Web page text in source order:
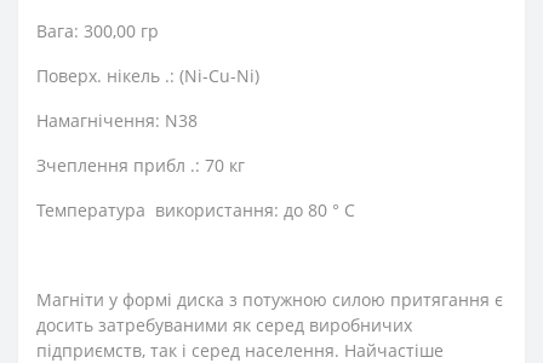
Вага: 300,00 гр
Поверх. нікель .: (Ni-Cu-Ni)
Намагнічення: N38
Зчеплення прибл .: 70 кг
Температура використання: до 80 ° C
Магніти у формі диска з потужною силою притягання є
досить затребуваними як серед виробничих
підприємств, так і серед населення. Найчастіше